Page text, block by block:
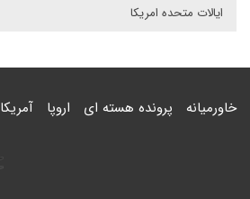
ایالات متحده امریکا
خاورمیانه پرونده هسته ای اروپا آمریکا